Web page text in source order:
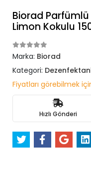
Biorad
Limon Kokulu
Marka: Biorad
Kategori:
Fiyatları görebilmek
Hızlı Gönderi